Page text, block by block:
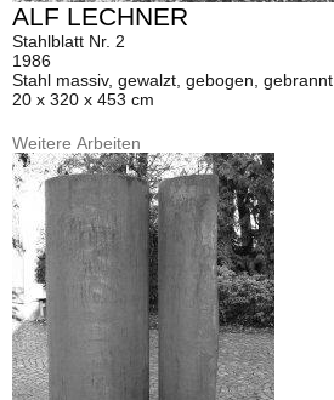
ALF LECHNER
Stahlblatt Nr. 2
1986
Stahl massiv, gewalzt, gebogen, gebrannt
20 x 320 x 453 cm
Weitere Arbeiten